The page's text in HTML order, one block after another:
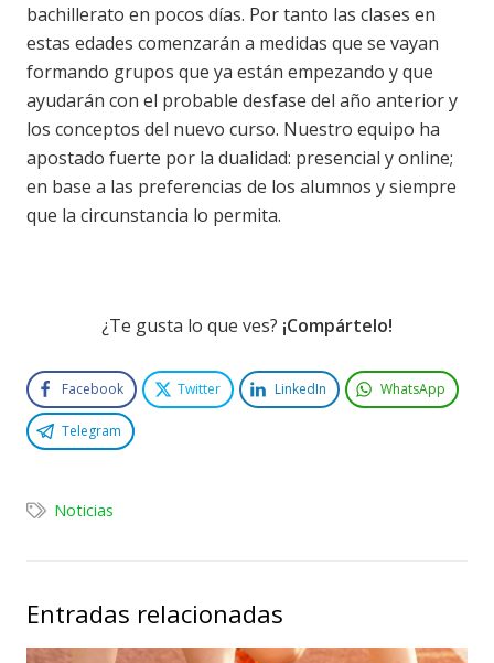
bachillerato en pocos días. Por tanto las clases en
estas edades comenzarán a medidas que se vayan
formando grupos que ya están empezando y que
ayudarán con el probable desfase del año anterior y
los conceptos del nuevo curso. Nuestro equipo ha
apostado fuerte por la dualidad: presencial y online;
en base a las preferencias de los alumnos y siempre
que la circunstancia lo permita.
¿Te gusta lo que ves? ¡Compártelo!
Facebook Twitter LinkedIn WhatsApp
Telegram
Noticias
Entradas relacionadas